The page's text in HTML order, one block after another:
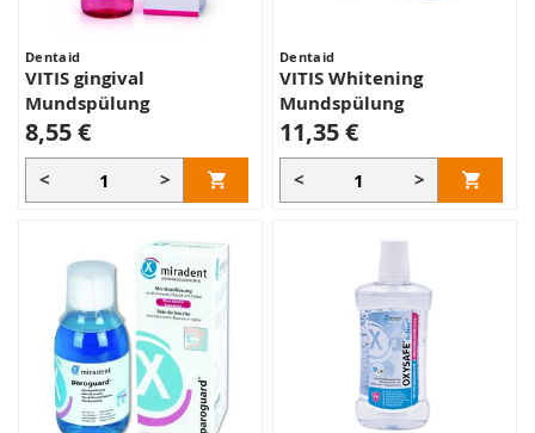
Dentaid
VITIS gingival
Mundspülung
8,55 €
< >
Dentaid
VITIS Whitening
Mundspülung
11,35 €
< >